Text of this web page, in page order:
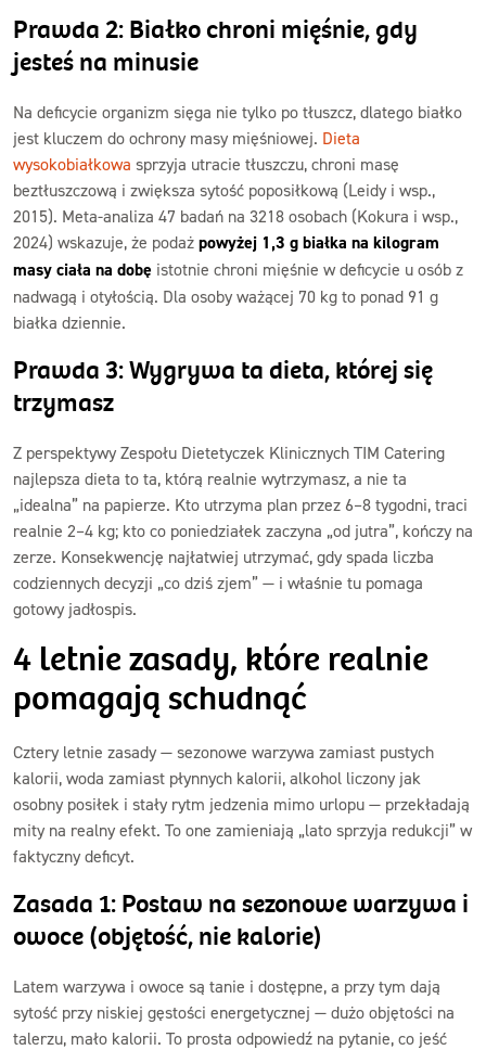
Prawda 2: Białko chroni mięśnie, gdy
jesteś na minusie
Na deficycie organizm sięga nie tylko po tłuszcz, dlatego białko
jest kluczem do ochrony masy mięśniowej. Dieta
wysokobiałkowa sprzyja utracie tłuszczu, chroni masę
beztłuszczową i zwiększa sytość poposiłkową (Leidy i wsp.,
2015). Meta-analiza 47 badań na 3218 osobach (Kokura i wsp.,
2024) wskazuje, że podaż powyżej 1,3 g białka na kilogram
masy ciała na dobę istotnie chroni mięśnie w deficycie u osób z
nadwagą i otyłością. Dla osoby ważącej 70 kg to ponad 91 g
białka dziennie.
Prawda 3: Wygrywa ta dieta, której się
trzymasz
Z perspektywy Zespołu Dietetyczek Klinicznych TIM Catering
najlepsza dieta to ta, którą realnie wytrzymasz, a nie ta
„idealna” na papierze. Kto utrzyma plan przez 6–8 tygodni, traci
realnie 2–4 kg; kto co poniedziałek zaczyna „od jutra”, kończy na
zerze. Konsekwencję najłatwiej utrzymać, gdy spada liczba
codziennych decyzji „co dziś zjem” — i właśnie tu pomaga
gotowy jadłospis.
4 letnie zasady, które realnie
pomagają schudnąć
Cztery letnie zasady — sezonowe warzywa zamiast pustych
kalorii, woda zamiast płynnych kalorii, alkohol liczony jak
osobny posiłek i stały rytm jedzenia mimo urlopu — przekładają
mity na realny efekt. To one zamieniają „lato sprzyja redukcji” w
faktyczny deficyt.
Zasada 1: Postaw na sezonowe warzywa i
owoce (objętość, nie kalorie)
Latem warzywa i owoce są tanie i dostępne, a przy tym dają
sytość przy niskiej gęstości energetycznej — dużo objętości na
talerzu, mało kalorii. To prosta odpowiedź na pytanie, co jeść